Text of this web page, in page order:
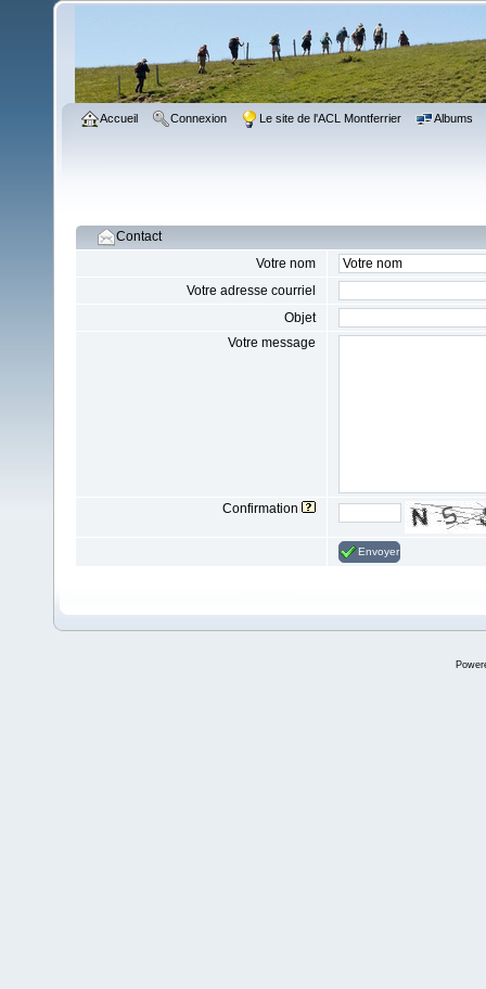
Accueil Connexion Le site de l'ACL Montferrier Albums
Contact
Votre nom
Votre adresse courriel
Objet
Votre message
Confirmation
Envoyer